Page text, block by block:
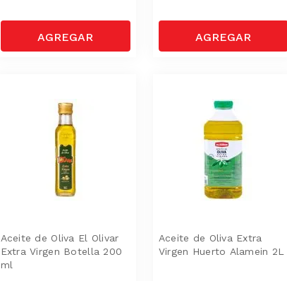
Aceite de Oliva El Olivar
Extra Virgen Botella 200
ml
Aceite de Oliva Extra
Virgen Huerto Alamein 2L